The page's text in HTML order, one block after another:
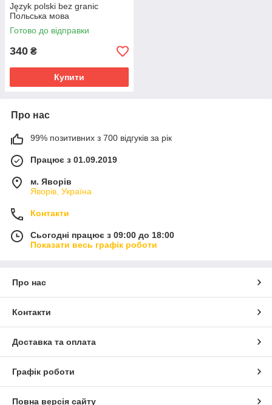
Język polski bez granic
Польська мова
Готово до відправки
340 ₴
Купити
Про нас
99% позитивних з 700 відгуків за рік
Працює з 01.09.2019
м. Яворів
Яворів, Україна
Контакти
Сьогодні працює з 09:00 до 18:00
Показати весь графік роботи
Про нас
Контакти
Доставка та оплата
Графік роботи
Повна версія сайту